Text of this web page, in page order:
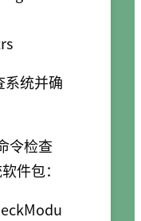
系统并确
令检查
件包：